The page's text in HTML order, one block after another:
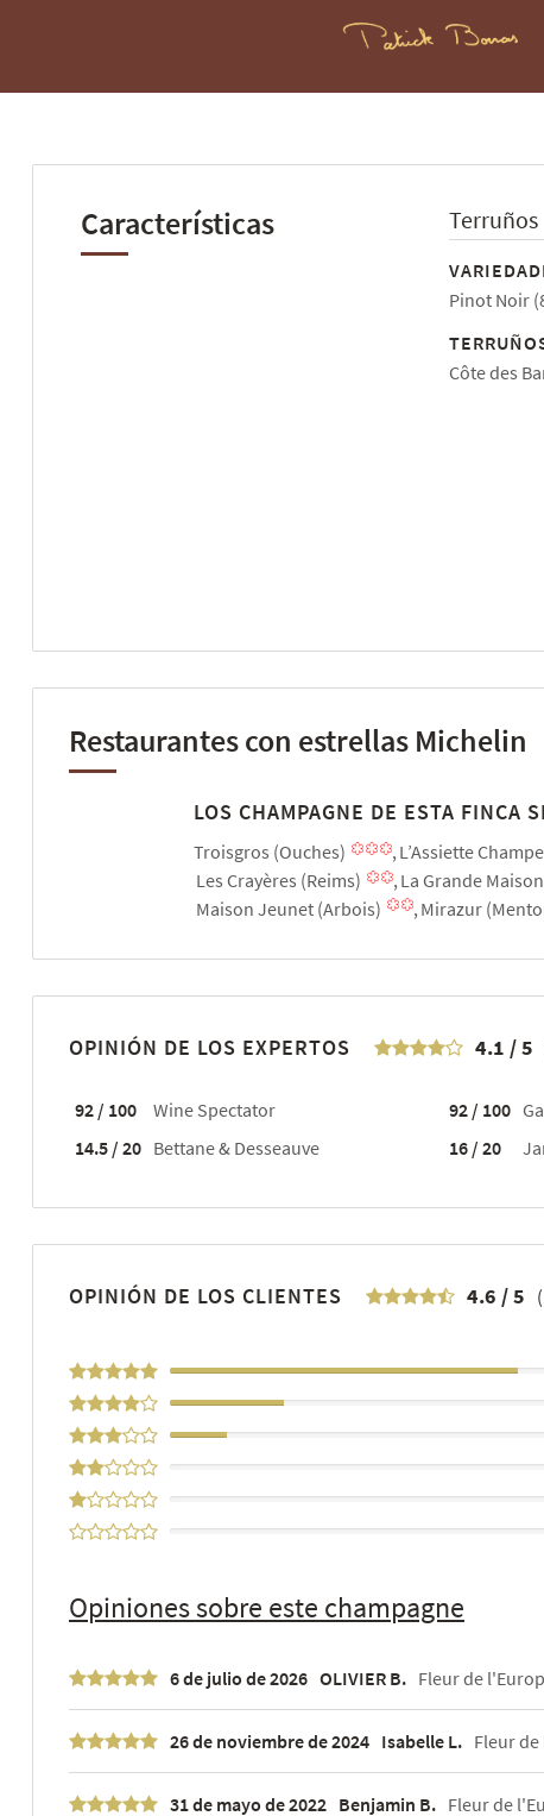
Características Terruños
Pinot Noir
Côte des
Restaurantes con estrellas Michelin
LOS CHAMPAGNE DE ESTA FINCA
Troisgros (Ouches) L’Assiette
Les Crayères (Reims)
La Grande
Maison Jeunet (Arbois)
Mirazur
OPINIÓN DE LOS EXPERTOS 4.1 /5
92 / 100
Wine Spectator
14.5 / 20 Bettane & Desseauve
92 / 100
16 / 20
OPINIÓN DE LOS CLIENTES 4.6 /5
67%
22%
11%
Opiniones sobre este champagne
6 de julio de 2026 OLIVIER B. Fleur de
26 de noviembre de 2024 Isabelle L. Fleur
31 de mayo de 2022 Benjamin B. Fleur de